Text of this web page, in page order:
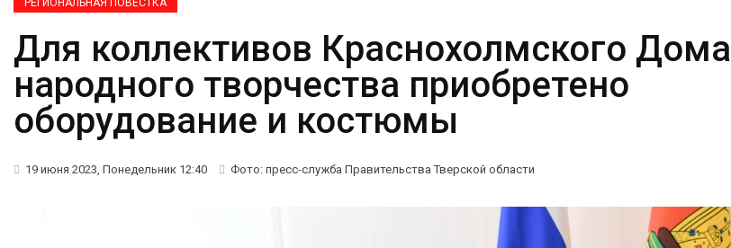
РЕГИОНАЛЬНАЯ ПОВЕСТКА
Для коллективов Краснохолмского Дома
народного творчества приобретено
оборудование и костюмы
19 июня 2023, Понедельник 12:40 Фото: пресс-служба Правительства Тверской области